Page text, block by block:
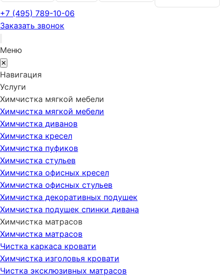
+7 (495) 789-10-06
Заказать звонок
Меню
✕
Навигация
Услуги
Химчистка мягкой мебели
Химчистка мягкой мебели
Химчистка диванов
Химчистка кресел
Химчистка пуфиков
Химчистка стульев
Химчистка офисных кресел
Химчистка офисных стульев
Химчистка декоративных подушек
Химчистка подушек спинки дивана
Химчистка матрасов
Химчистка матрасов
Чистка каркаса кровати
Химчистка изголовья кровати
Чистка эксклюзивных матрасов